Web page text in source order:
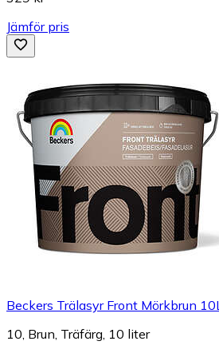
Jämför pris
Beckers Trälasyr Front Mörkbrun 10L
10, Brun, Träfärg, 10 liter